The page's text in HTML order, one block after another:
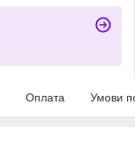
Оплата Умови